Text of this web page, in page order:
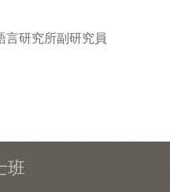
言研究所副研究員
班